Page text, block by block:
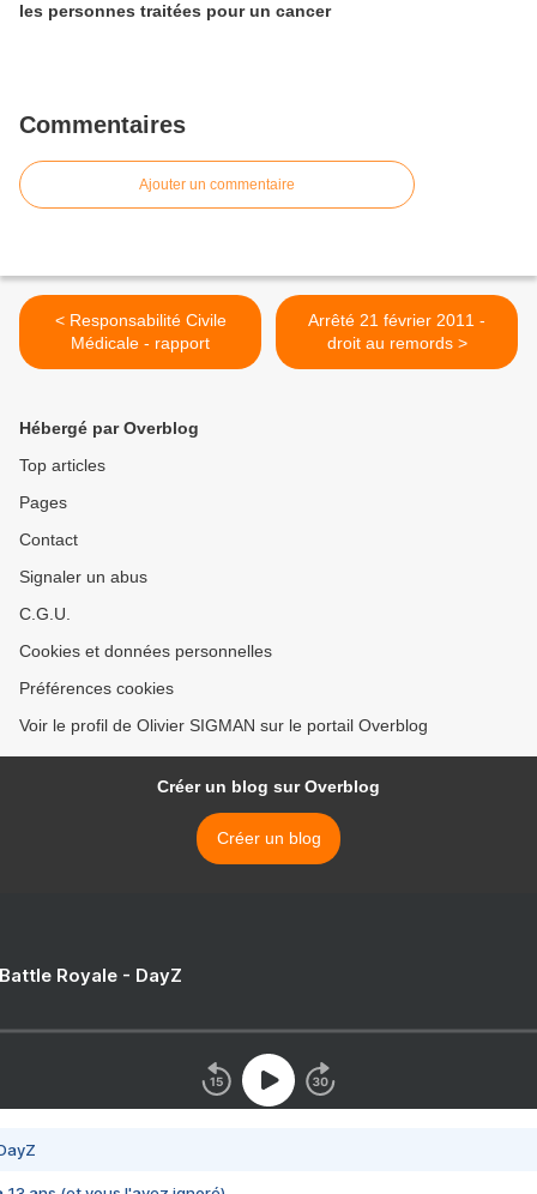
les personnes traitées pour un cancer
Commentaires
Ajouter un commentaire
< Responsabilité Civile
Médicale - rapport
Arrêté 21 février 2011 -
droit au remords >
Hébergé par Overblog
Top articles
Pages
Contact
Signaler un abus
C.G.U.
Cookies et données personnelles
Préférences cookies
Voir le profil de Olivier SIGMAN sur le portail Overblog
Créer un blog sur Overblog
Créer un blog
Royale - DayZ